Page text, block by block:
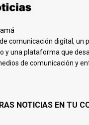
comunicación digital, un
y una plataforma que
de comunicación y
NOTICIAS EN TU